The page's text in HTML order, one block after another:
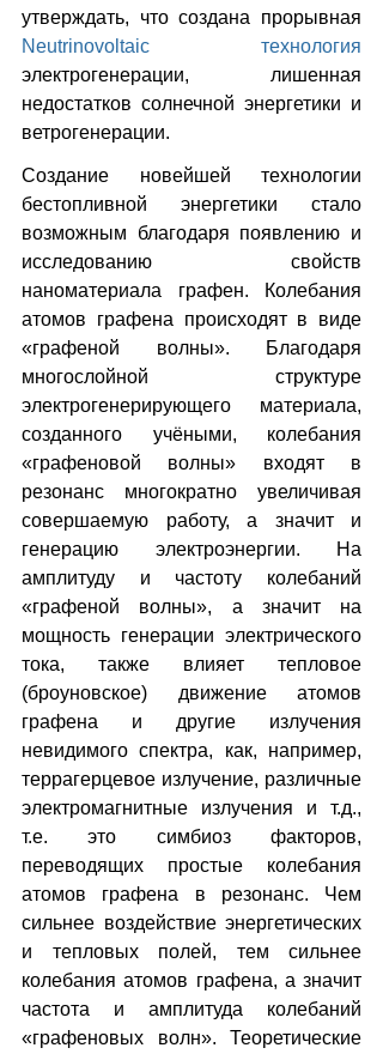
Neutrinovoltaic технология
электрогенерации, лишенная
недостатков солнечной энергетики и
ветрогенерации.
Создание новейшей технологии
бестопливной энергетики стало
возможным благодаря появлению и
исследованию свойств
наноматериала графен. Колебания
атомов графена происходят в виде
«графеной волны». Благодаря
многослойной структуре
электрогенерирующего материала,
созданного учёными, колебания
«графеновой волны» входят в
резонанс многократно увеличивая
совершаемую работу, а значит и
генерацию электроэнергии. На
амплитуду и частоту колебаний
«графеной волны», а значит на
мощность генерации электрического
тока, также влияет тепловое
(броуновское) движение атомов
графена и другие излучения
невидимого спектра, как, например,
террагерцевое излучение, различные
электромагнитные излучения и т.д.,
т.е. это симбиоз факторов,
переводящих простые колебания
атомов графена в резонанс. Чем
сильнее воздействие энергетических
и тепловых полей, тем сильнее
колебания атомов графена, а значит
частота и амплитуда колебаний
«графеновых волн». Теоретические